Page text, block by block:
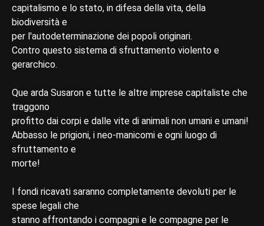
capitalismo e lo stato, in difesa della vita, della
biodiversità e
per l'autodeterminazione dei popoli originari.
Contro questo sistema di sfruttamento violento e
gerarchico.
Que arda Susaron e tutte le altre imprese capitaliste che
traggono
profitto dai corpi e dalle vite di animali non umani e umani!
Abbasso le prigioni, i neo-manicomi e ogni luogo di
sfruttamento e
morte!
I fondi ricavati saranno completamente devoluti per le
spese legali che
stanno affrontando i compagni e le compagne per le